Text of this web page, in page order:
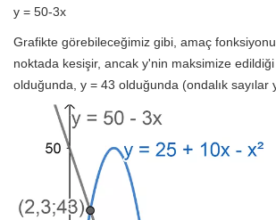
y = 50-3x
Grafikte görebileceğimiz gibi, amaç fonksiyonu
noktada kesişir, ancak y'nin maksimize
olduğunda, y = 43 olduğunda (ondalık sayılar